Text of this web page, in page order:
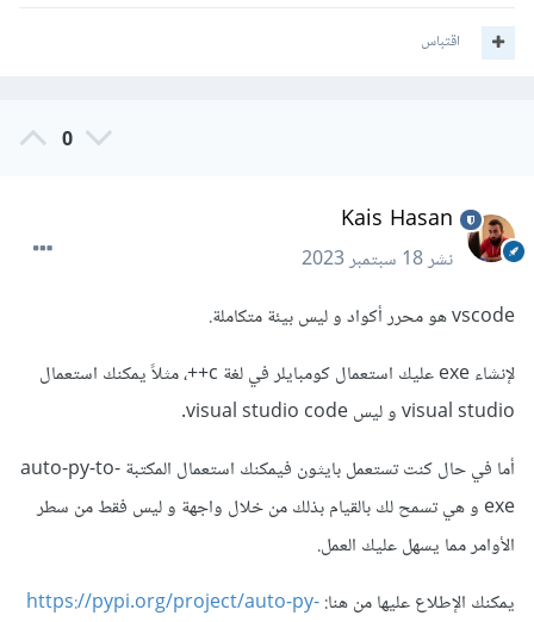
اقتباس
0
Kais Hasan
نشر18 سبتمبر 2023
vscode هو محرر أكواد و ليس بيئة متكاملة.
لإنشاء exe عليك استعمال كومبايلر في لغة c++، مثلاً يمكنك استعمال
visual studio و ليس visual studio code.
أما في حال كنت تستعمل بايثون فيمكنك استعمال المكتبة auto-py-to-
exe و هي تسمح لك بالقيام بذلك من خلال واجهة و ليس فقط من سطر
الأوامر مما يسهل عليك العمل.
يمكنك الإطلاع عليها من هنا:https://pypi.org/project/auto-py-